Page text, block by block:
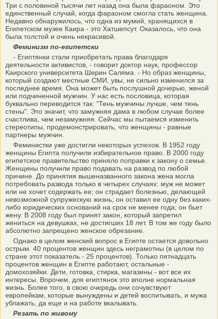
Три с половиной тысячи лет назад она была фараоном. Это
единственный случай, когда фараоном смогла стать женщина.
Недавно обнаружилось, что одна из мумий, хранящихся в
Египетском музее Каира - это Хатшепсут. Оказалось, что она
была толстой и очень некрасивой.
Феминизм по-египетски
- Египтянки стали приобретать права благодаря
деятельности активистов, - говорит доктор наук, профессор
Каирского университета Шерин Саляма. - Но образ женщины,
который создают местные СМИ, увы, не сильно изменился за
последнее время. Она может быть послушной дочерью, женой
или подчиненной мужчин. У нас есть пословица, которая
буквально переводится так: "Тень мужчины лучше, чем тень
стены". Это значит, что замужняя дама в любом случае более
счастлива, чем незамужняя. Сейчас мы пытаемся изменить
стереотипы, продемонстрировать, что женщины - равные
партнеры мужчин.
Феминистки уже достигли некоторых успехов. В 1952 году
женщины Египта получили избирательное право. В 2000 году
египетское правительство приняло поправки к закону о семье.
Женщины получили право подавать на развод по любой
причине. До принятия вышеназванного закона жена могла
потребовать развода только в четырех случаях: муж не может
или не хочет содержать ее; он страдает болезнью, делающей
невозможной супружескую жизнь; он оставил ее одну без каких-
либо юридических оснований на срок не менее года; он бьет
жену. В 2008 году был принят закон, который запретил
жениться на девушках, не достигших 18 лет. В том же году было
абсолютно запрещено женское обрезание.
Однако в целом женский вопрос в Египте остается довольно
острым. 40 процентов женщин здесь неграмотны (в целом по
стране этот показатель - 25 процентов). Только пятнадцать
процентов женщин в Египте работают, остальные -
домохозяйки. Дети, готовка, стирка, магазины - вот все их
интересы. Впрочем, для египтянок это вполне нормальная
жизнь. Более того, в свою очередь они сочувствуют
европейкам, которые вынуждены и детей воспитывать, и мужа
ублажать, да еще и на работе вкалывать.
Резать по живому